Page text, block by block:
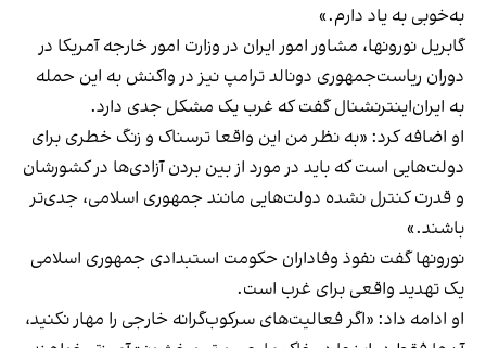
به‌خوبی به یاد دارم.»
گابریل نورونها، مشاور امور ایران در وزارت امور خارجه آمریکا در
دوران ریاست‌جمهوری دونالد ترامپ نیز در واکنش به این حمله
به ایران‌اینترنشنال گفت که غرب یک مشکل جدی دارد.
او اضافه کرد: «به نظر من این واقعا ترسناک و زنگ خطری برای
دولت‌هایی است که باید در مورد از بین بردن آزادی‌ها در کشورشان
و قدرت کنترل نشده دولت‌هایی مانند جمهوری اسلامی، جدی‌تر
باشند.»
نورونها گفت نفوذ وفاداران حکومت استبدادی جمهوری اسلامی
یک تهدید واقعی برای غرب است.
او ادامه داد: «اگر فعالیت‌های سرکوب‌گرانه خارجی را مهار نکنید،